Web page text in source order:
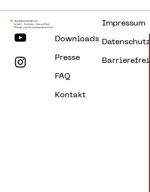
Downloads
Presse
FAQ
Kontakt
Impressum